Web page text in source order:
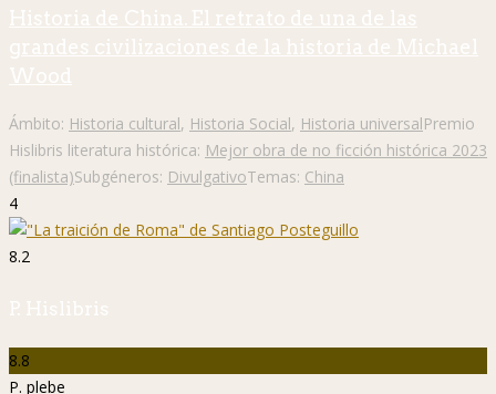
Historia de China. El retrato de una de las
grandes civilizaciones de la historia de Michael
Wood
Ámbito: Historia cultural, Historia Social, Historia universalPremio
Hislibris literatura histórica: Mejor obra de no ficción histórica 2023
(finalista)Subgéneros: DivulgativoTemas: China
4
8.2
P. Hislibris
8.8
P. plebe